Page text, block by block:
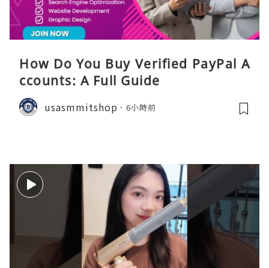
How Do You Buy Verified PayPal A
ccounts: A Full Guide
usasmmitshop 6小時前